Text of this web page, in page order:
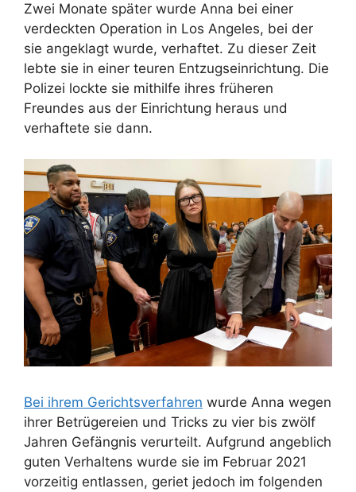
Zwei Monate später wurde Anna bei einer
verdeckten Operation in Los Angeles, bei der
sie angeklagt wurde, verhaftet. Zu dieser Zeit
lebte sie in einer teuren Entzugseinrichtung. Die
Polizei lockte sie mithilfe ihres früheren
Freundes aus der Einrichtung heraus und
verhaftete sie dann.
Bei ihrem Gerichtsverfahren wurde Anna wegen
ihrer Betrügereien und Tricks zu vier bis zwölf
Jahren Gefängnis verurteilt. Aufgrund angeblich
guten Verhaltens wurde sie im Februar 2021
vorzeitig entlassen, geriet jedoch im folgenden